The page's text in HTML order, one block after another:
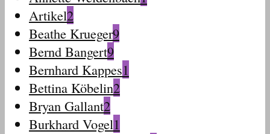
Artikel2
Beathe Krueger9
Bernd Bangert9
Bernhard Kappes1
Bettina Köbelin2
Bryan Gallant2
Burkhard Vogel1